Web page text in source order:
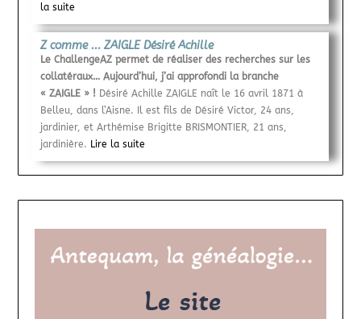
la suite
Z comme ... ZAIGLE Désiré Achille
Le ChallengeAZ permet de réaliser des recherches sur les
collatéraux… Aujourd’hui, j’ai approfondi la branche
« ZAIGLE » ! Désiré Achille ZAIGLE naît le 16 avril 1871 à
Belleu, dans l’Aisne. Il est fils de Désiré Victor, 24 ans,
jardinier, et Arthémise Brigitte BRISMONTIER, 21 ans,
jardinière. Lire la suite